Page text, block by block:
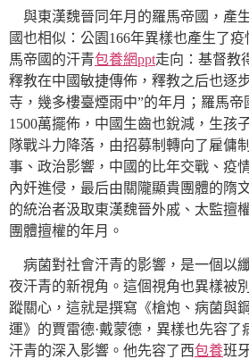
與東漢魏晉同年月的羅馬帝國，產
國也相似：公園166年異樣也產生了
馬帝國的汗青包養網ppt走向：基督教
釋教在中國敏捷傳佈，釋教之后也逐
寺，幾多樓臺煙雨中”的年月；羅馬帝
1500萬擺佈，中國生齒也銳減，生孩
隊戰斗力降落，由招募制轉向了雇傭
事、政治影響，中國的比年交戰、疫
內奸進侵，最后由關隴顯貴團體的隋
的統治者汲取東漢魏晉外戚、太監擅
團體擅權的年月。
病菌對社會汗青的影響，是一個以
夜汗青的新視角。這個視角也異樣被
蹤關心，這就是撰寫《槍炮、病菌與
運》的賈雷德·戴蒙德，異樣也先容了
汗青的深入影響。他先容了西包養班